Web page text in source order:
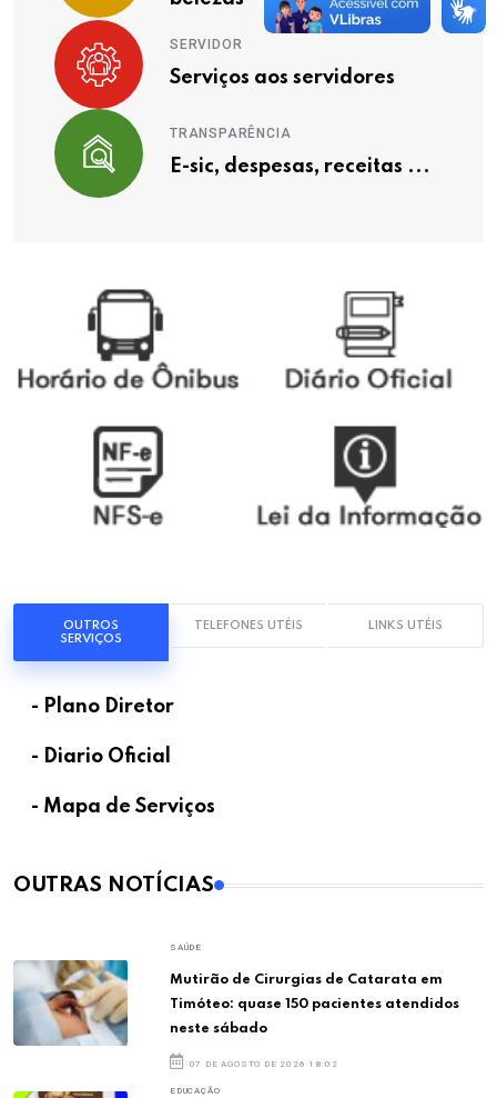
SERVIDOR
Serviços aos servidores
TRANSPARÊNCIA
E-sic, despesas, receitas ...
OUTROS
SERVIÇOS
TELEFONES UTÉIS LINKS UTÉIS
- Plano Diretor
- Diario Oficial
- Mapa de Serviços
OUTRAS NOTÍCIAS
SAÚDE
Mutirão de Cirurgias de Catarata em
Timóteo: quase 150 pacientes atendidos
neste sábado
07 DE AGOSTO DE 2026 18:02
EDUCAÇÃO